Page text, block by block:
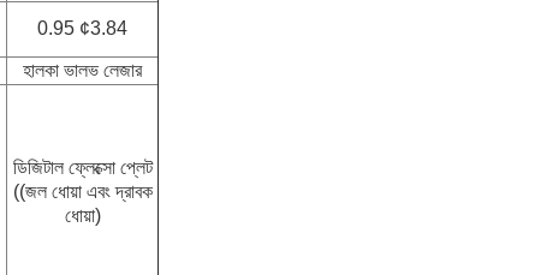
0.95 ¢3.84
হালকা ভালভ লেজার
ডিজিটাল ফ্লেক্সো প্লেট
((জল ধোয়া এবং দ্রাবক
ধোয়া)